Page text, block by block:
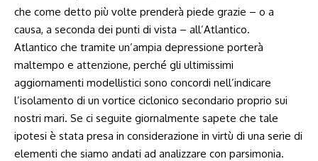
che come detto più volte prenderà piede grazie – o a
causa, a seconda dei punti di vista – all’Atlantico.
Atlantico che tramite un’ampia depressione porterà
maltempo e attenzione, perché gli ultimissimi
aggiornamenti modellistici sono concordi nell’indicare
l’isolamento di un vortice ciclonico secondario proprio sui
nostri mari. Se ci seguite giornalmente sapete che tale
ipotesi è stata presa in considerazione in virtù di una serie di
elementi che siamo andati ad analizzare con parsimonia.